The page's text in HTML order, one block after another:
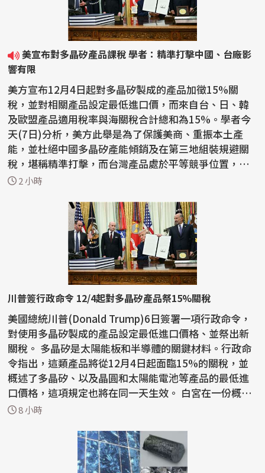
美宣布對多晶矽產品課稅 學者：精準打擊中國、台廠影
響有限
美方宣布12月4日起對多晶矽製成的產品加徵15%關
稅，並對相關產品設定最低進口價，而來自台、日、韓
及歐盟產品適用稅率與海關稅合計總和為15%。學者今
天(7日)分析，美方此舉是為了保護美商、重振本土產
能，並杜絕中國多晶矽產能傾銷及在第三地組裝規避關
稅，堪稱精準打擊，而台灣產品處於平等競爭位置，對
台廠影響有限，...
2 小時
川普簽行政命令 12/4起對多晶矽產品祭15%關稅
美國總統川普(Donald Trump)6日簽署一項行政命令，
對使用多晶矽製成的產品設定最低進口價格、並祭出新
關稅。 多晶矽是太陽能板和半導體的關鍵材料。行政命
令指出，這類產品將從12月4日起面臨15%的關稅，並
概述了多晶矽、以及晶圓和太陽能電池等產品的最低進
口價格，這項規定也將在同一天生效。 白宮在一份概要
說明...
8 小時